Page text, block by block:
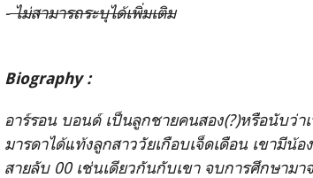
-ไม่สามารถระบุได้เพิ่มเติม
Biography :
อาร์รอน บอนด์ เป็นลูกชายคนสอง(?)หรือนับว่
มารดาได้แท้งลูกสาววัยเกือบเจ็ดเดือน เขามีน้
สายลับ 00 เช่นเดียวกันกับเขา จบการศึกษาม